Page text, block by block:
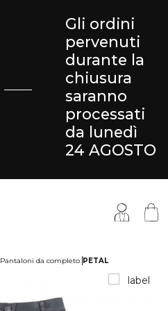
Gli ordini
pervenuti
durante la
chiusura
saranno
processati
da lunedì
24 AGOSTO
Pantaloni da completo PETAL